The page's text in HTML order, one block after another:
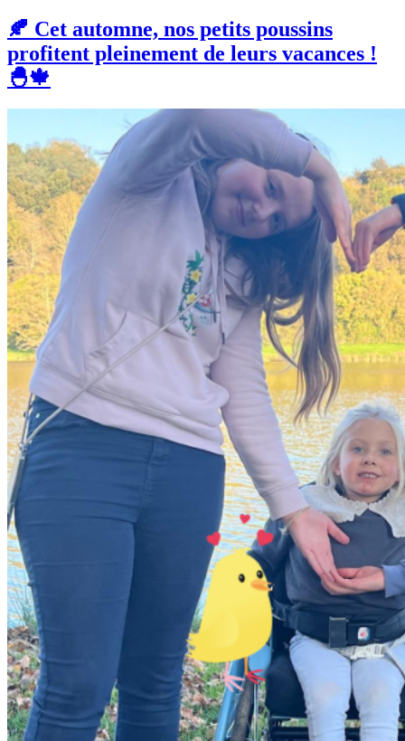
🍂 Cet automne, nos petits poussins
profitent pleinement de leurs vacances !
🐣🍁